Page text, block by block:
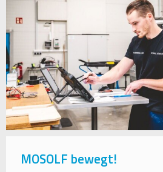
MOSOLF bewegt!